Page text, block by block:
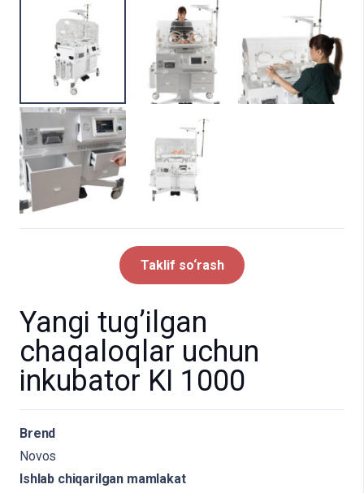
Taklif so‘rash
Yangi tug’ilgan
chaqaloqlar uchun
inkubator KI 1000
Brend
Novos
Ishlab chiqarilgan mamlakat